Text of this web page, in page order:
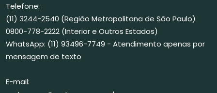
Telefone:
(11) 3244-2540 (Região Metropolitana de São Paulo)
0800-778-2222 (Interior e Outros Estados)
WhatsApp: (11) 93496-7749 - Atendimento apenas por
mensagem de texto
E-mail: